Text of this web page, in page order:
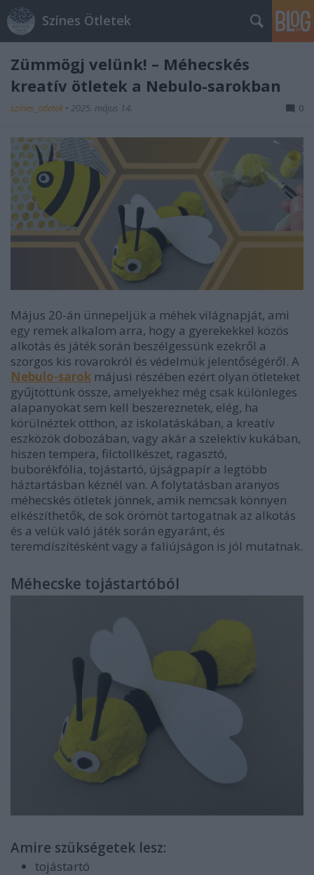
Színes Ötletek
Zümmögj velünk! – Méhecskés
kreatív ötletek a Nebulo-sarokban
színes_ötletek • 2025. május 14. 0
Május 20-án ünnepeljük a méhek világnapját, ami
egy remek alkalom arra, hogy a gyerekekkel közös
alkotás és játék során beszélgessünk ezekről a
szorgos kis rovarokról és védelmük jelentőségéről. A
Nebulo-sarok májusi részében ezért olyan ötleteket
gyűjtöttünk össze, amelyekhez még csak különleges
alapanyokat sem kell beszereznetek, elég, ha
körülnéztek otthon, az iskolatáskában, a kreatív
eszközök dobozában, vagy akár a szelektív kukában,
hiszen tempera, filctollkészet, ragasztó,
buborékfólia, tojástartó, újságpapír a legtöbb
háztartásban kéznél van. A folytatásban aranyos
méhecskés ötletek jönnek, amik nemcsak könnyen
elkészíthetők, de sok örömöt tartogatnak az alkotás
és a velük való játék során egyaránt, és
teremdíszítésként vagy a faliújságon is jól mutatnak.
Méhecske tojástartóból
Amire szükségetek lesz:
tojástartó